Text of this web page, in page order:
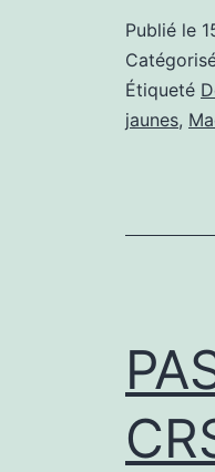
Publié le
Étiqueté
jaunes,